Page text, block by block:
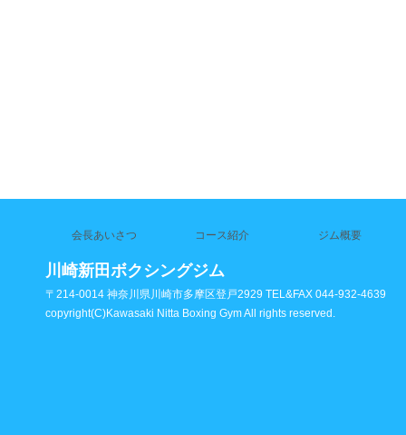
会長あいさつ コース紹介 ジム概要
川崎新田ボクシングジム
〒214-0014 神奈川県川崎市多摩区登戸2929 TEL&FAX 044-932-4639
copyright(C)Kawasaki Nitta Boxing Gym All rights reserved.